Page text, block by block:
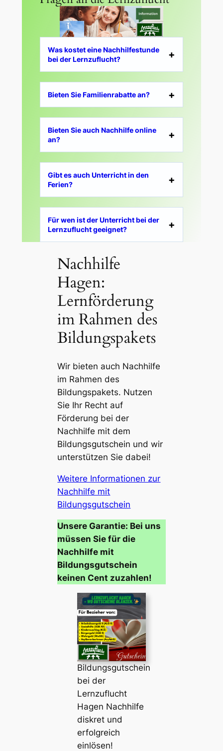
Was kostet eine Nachhilfestunde
bei der Lernzuflucht?
Bieten Sie Familienrabatte an?
Bieten Sie auch Nachhilfe online
an?
Gibt es auch Unterricht in den
Ferien?
Für wen ist der Unterricht bei der
Lernzuflucht geeignet?
Nachhilfe
Hagen:
Lernförderung
im Rahmen des
Bildungspakets
Wir bieten auch Nachhilfe
im Rahmen des
Bildungspakets. Nutzen
Sie Ihr Recht auf
Förderung bei der
Nachhilfe mit dem
Bildungsgutschein und wir
unterstützen Sie dabei!
Weitere Informationen zur
Nachhilfe mit
Bildungsgutschein
Unsere Garantie: Bei uns
müssen Sie für die
Nachhilfe mit
Bildungsgutschein
keinen Cent zuzahlen!
Bildungsgutschein
bei der
Lernzuflucht
Hagen Nachhilfe
diskret und
erfolgreich
einlösen!